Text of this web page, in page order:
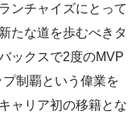
ンチャイズにとって
たな道を歩むべきタ
ックスで2度のMVP
制覇という偉業を
ャリア初の移籍とな